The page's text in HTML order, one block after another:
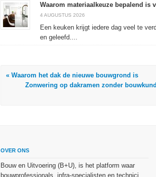
Waarom materiaalkeuze bepalend is
4 AUGUSTUS 2026
Een keuken krijgt iedere dag veel te
en geleefd....
« Waarom het dak de nieuwe bouwgrond is
Zonwering op dakramen zonder
OVER ONS
Bouw en Uitvoering (B+U), is het platform waar
bouwprofessionals, infra-specialisten en technici